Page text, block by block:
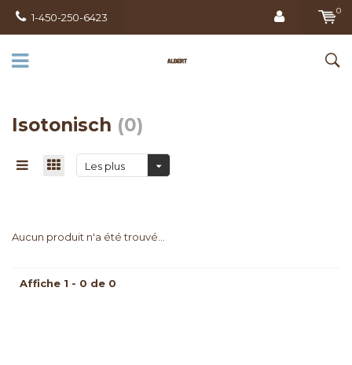
1-450-250-6423
0
Isotonisch (0)
Les plus
Aucun produit n'a été trouvé...
Affiche 1 - 0 de 0